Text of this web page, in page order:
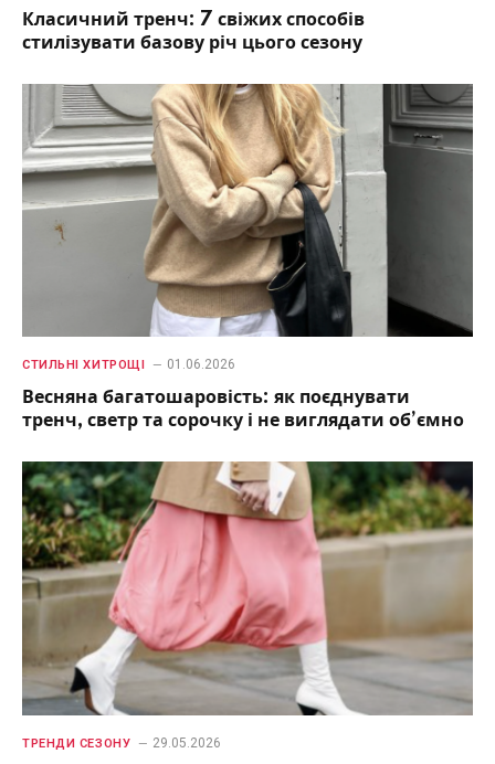
Класичний тренч: 7 свіжих способів
стилізувати базову річ цього сезону
СТИЛЬНІ ХИТРОЩІ 01.06.2026
Весняна багатошаровість: як поєднувати
тренч, светр та сорочку і не виглядати об’ємно
ТРЕНДИ СЕЗОНУ 29.05.2026